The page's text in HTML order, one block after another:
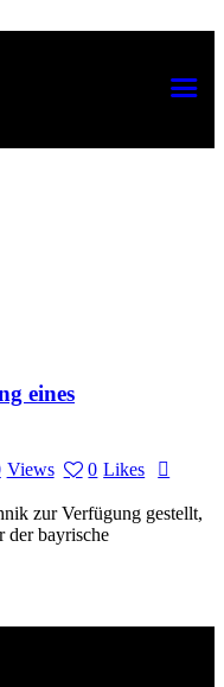
eines
Views 0 Likes
zur Verfügung gestellt,
der bayrische